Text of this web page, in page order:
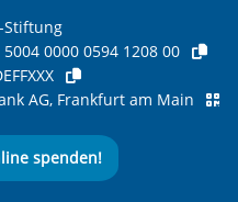
Stiftung
5004 0000 0594 1208 00
AG, Frankfurt am Main
spenden!